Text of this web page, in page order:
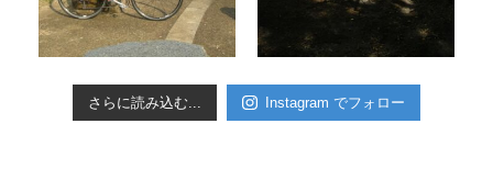
さらに読み込む... Instagram でフォロー